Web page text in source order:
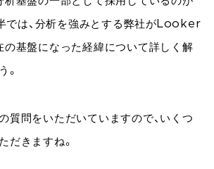
では、分析を強みとする弊社がLooker
の基盤になった経緯について詳しく解
。
質問をいただいていますので、いくつ
だきますね。